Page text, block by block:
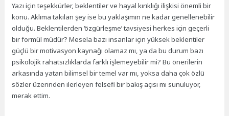
Yazı için teşekkürler, beklentiler ve hayal kırıklığı ilişkisi önemli bir
konu. Aklıma takılan şey ise bu yaklaşımın ne kadar genellenebilir
olduğu. Beklentilerden ‘özgürleşme’ tavsiyesi herkes için geçerli
bir formül müdür? Mesela bazı insanlar için yüksek beklentiler
güçlü bir motivasyon kaynağı olamaz mı, ya da bu durum bazı
psikolojik rahatsızlıklarda farklı işlemeyebilir mi? Bu önerilerin
arkasında yatan bilimsel bir temel var mı, yoksa daha çok özlü
sözler üzerinden ilerleyen felsefi bir bakış açısı mı sunuluyor,
merak ettim.